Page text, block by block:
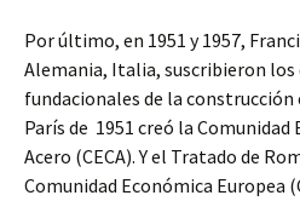
Por último, en 1951 y 1957,
Alemania, Italia, suscribieron
fundacionales de la construcción
París de 1951 creó la Comunidad
Acero (CECA). Y el Tratado de
Comunidad Económica Europea